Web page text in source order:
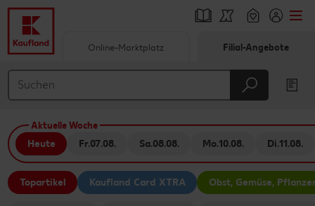
Hauptinhalt
Footer
Schwebender Seitenbereich
Online-Marktplatz Filial-Angebote
Aktuelle Woche
Heute Fr.07.08. Sa.08.08. Mo.10.08. Di.11.08.
Topartikel Kaufland Card XTRA Obst, Gemüse,